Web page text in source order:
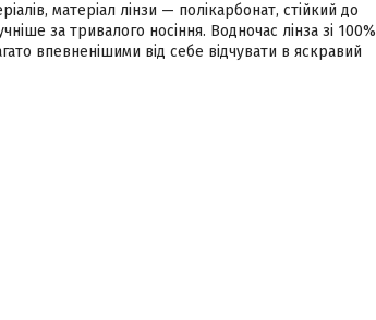
матеріал лінзи — полікарбонат, стійкий до
за тривалого носіння. Водночас лінза зі 100%
впевненішими від себе відчувати в яскравий